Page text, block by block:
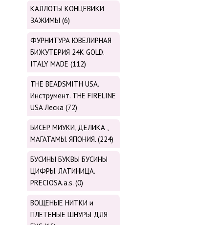
КАЛЛОТЫ КОНЦЕВИКИ
ЗАЖИМЫ (6)
ФУРНИТУРА ЮВЕЛИРНАЯ
БИЖУТЕРИЯ 24К GOLD.
ITALY MADE (112)
THE BEADSMITH USA.
Инструмент. THE FIRELINE
USA Леска (72)
БИСЕР МИУКИ, ДЕЛИКА ,
МАГАТАМЫ. ЯПОНИЯ. (224)
БУСИНЫ БУКВЫ БУСИНЫ
ЦИФРЫ. ЛАТИНИЦА.
PRECIOSA.a.s. (0)
ВОЩЕНЫЕ НИТКИ и
ПЛЕТЕНЫЕ ШНУРЫ ДЛЯ